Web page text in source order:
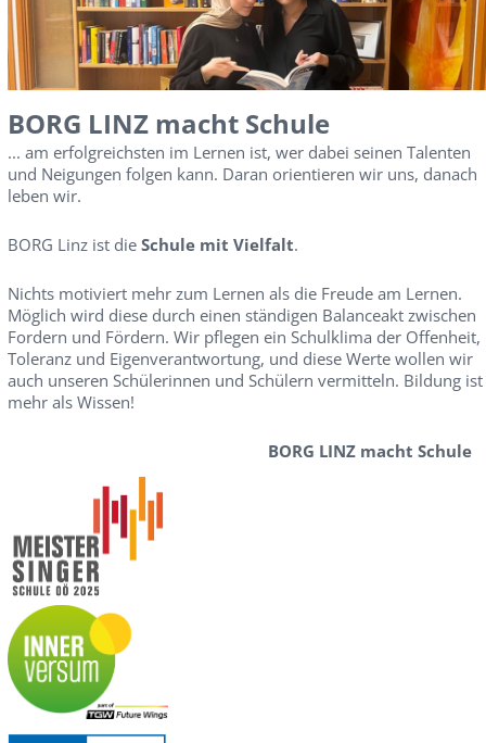
BORG LINZ macht Schule
... am erfolgreichsten im Lernen ist, wer dabei seinen Talenten
und Neigungen folgen kann. Daran orientieren wir uns, danach
leben wir.
BORG Linz ist die Schule mit Vielfalt.
Nichts motiviert mehr zum Lernen als die Freude am Lernen.
Möglich wird diese durch einen ständigen Balanceakt zwischen
Fordern und Fördern. Wir pflegen ein Schulklima der Offenheit,
Toleranz und Eigenverantwortung, und diese Werte wollen wir
auch unseren Schülerinnen und Schülern vermitteln. Bildung ist
mehr als Wissen!
BORG LINZ macht Schule